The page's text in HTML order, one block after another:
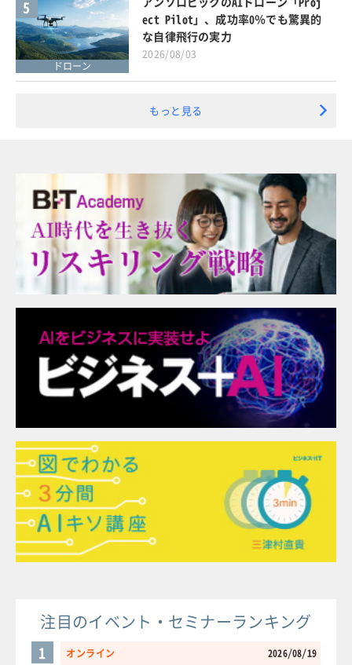
5
ドローン
ect Pilot」、成功率0％でも驚異的
な自律飛行の実力
2026/08/03
もっと見る
注目のイベント・セミナーランキング
オンライン 2026/08/19
1